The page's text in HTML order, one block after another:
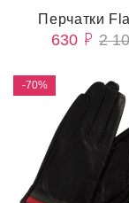
Перчатки
630 2
-70%